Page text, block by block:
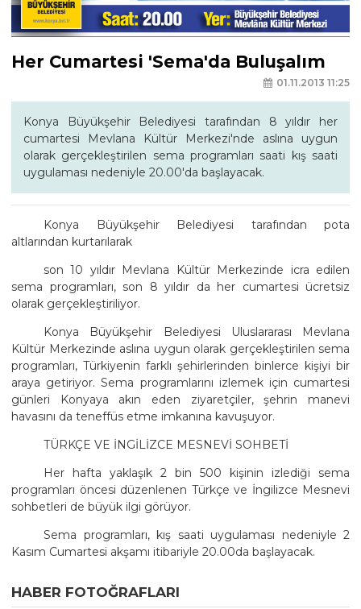
Her Cumartesi 'Sema'da Buluşalım
01.11.2013 11:25
Konya Büyükşehir Belediyesi tarafından 8 yıldır her
cumartesi Mevlana Kültür Merkezi'nde aslına uygun
olarak gerçekleştirilen sema programları saati kış saati
uygulaması nedeniyle 20.00'da başlayacak.
Konya Büyükşehir Belediyesi tarafından pota
altlarından kurtarılarak
son 10 yıldır Mevlana Kültür Merkezinde icra edilen
sema programları, son 8 yıldır da her cumartesi ücretsiz
olarak gerçekleştiriliyor.
Konya Büyükşehir Belediyesi Uluslararası Mevlana
Kültür Merkezinde aslına uygun olarak gerçekleştirilen sema
programları, Türkiyenin farklı şehirlerinden binlerce kişiyi bir
araya getiriyor. Sema programlarını izlemek için cumartesi
günleri Konyaya akın eden ziyaretçiler, şehrin manevi
havasını da teneffüs etme imkanına kavuşuyor.
TÜRKÇE VE İNGİLİZCE MESNEVİ SOHBETİ
Her hafta yaklaşık 2 bin 500 kişinin izlediği sema
programları öncesi düzenlenen Türkçe ve İngilizce Mesnevi
sohbetleri de büyük ilgi görüyor.
Sema programları, kış saati uygulaması nedeniyle 2
Kasım Cumartesi akşamı itibariyle 20.00da başlayacak.
HABER FOTOĞRAFLARI